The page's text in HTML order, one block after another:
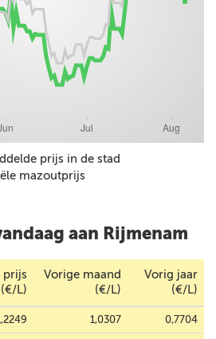
prijs in de stad
mazoutprijs
aan Rijmenam
prijs
(€/L)
Vorige maand
(€/L)
Vorig jaar
(€/L)
1,0307 0,7704